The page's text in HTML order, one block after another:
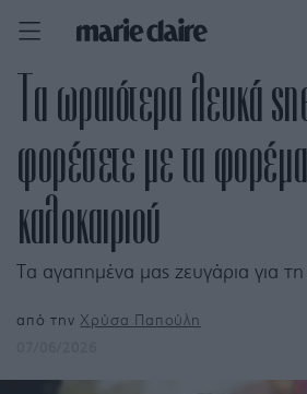
Τα ωραιότερα λευκά
φορέσετε με τα
καλοκαιριού
Τα αγαπημένα μας ζευγάρια για
από τηνΧρύσα Παπούλη